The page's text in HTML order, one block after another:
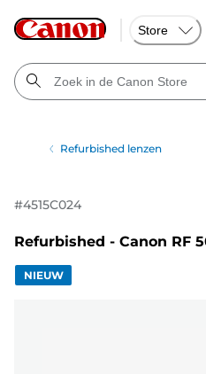
Store
Refurbished lenzen
#4515C024
Refurbished - Canon RF
NIEUW